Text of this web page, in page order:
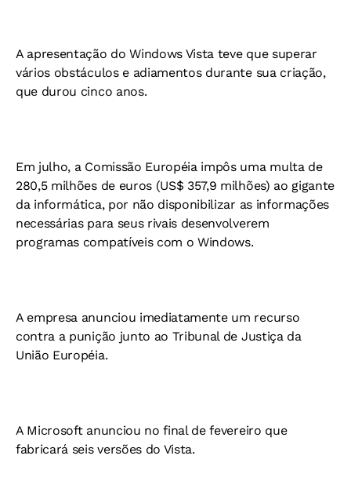
A apresentação do Windows Vista teve que superar
vários obstáculos e adiamentos durante sua criação,
que durou cinco anos.
Em julho, a Comissão Européia impôs uma multa de
280,5 milhões de euros (US$ 357,9 milhões) ao gigante
da informática, por não disponibilizar as informações
necessárias para seus rivais desenvolverem
programas compatíveis com o Windows.
A empresa anunciou imediatamente um recurso
contra a punição junto ao Tribunal de Justiça da
União Européia.
A Microsoft anunciou no final de fevereiro que
fabricará seis versões do Vista.